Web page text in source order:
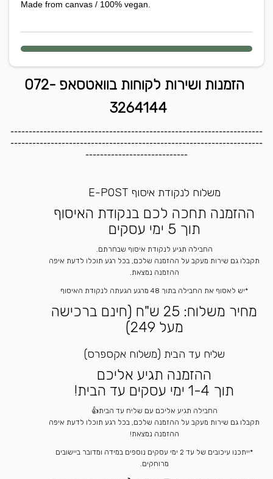
Made from canvas / 100% vegan.
הזמנות ושירות לקוחות בוואטסאפ 072-
3264144
---------------------------------------------------------------------
---------------------------------------------------------------------
----------------------------
משלוח לנקודת איסוף E-POST
ההזמנה תחכה לכם בנקודת האיסוף
תוך 5 ימי עסקים
החבילה תגיע לנקודת איסוף שבחרתם.
תקבלו גם שירות מעקב על ההזמנה שלכם, בכל רגע תוכלו לדעת איפה
ההזמנה נמצאת.
*יש לאסוף את החבילה בתוך 48 מרגע הגעתה לנקודת האיסוף
מחיר משלוח: 25 ש"ח (חינם ברכישה
מעל 249)
שליח עד הבית (משלוח אקספרס)
ההזמנה תגיע אליכם
תוך 1-4 ימי עסקים עד הבית!
החבילה תגיע אליכם עם שליח עד הבית👍
תקבלו גם שירות מעקב על ההזמנה שלכם, בכל רגע תוכלו לדעת איפה
ההזמנה נמצאת!
*ייתכנו עיכובים של עד 2 ימי עסקים נוספים במידה ומדובר ביישובים
מרוחקים.